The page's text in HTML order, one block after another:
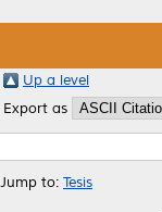
Up a level
Export as
Jump to: Tesis